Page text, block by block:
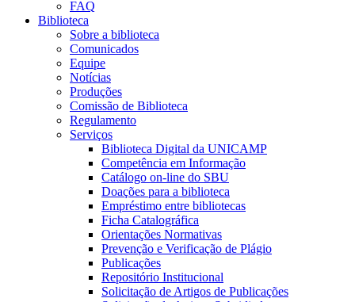
FAQ
Biblioteca
Sobre a biblioteca
Comunicados
Equipe
Notícias
Produções
Comissão de Biblioteca
Regulamento
Serviços
Biblioteca Digital da UNICAMP
Competência em Informação
Catálogo on-line do SBU
Doações para a biblioteca
Empréstimo entre bibliotecas
Ficha Catalográfica
Orientações Normativas
Prevenção e Verificação de Plágio
Publicações
Repositório Institucional
Solicitação de Artigos de Publicações